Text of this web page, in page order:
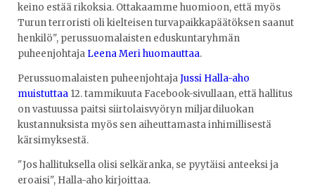
keino estää rikoksia. Ottakaamme huomioon, että myös
Turun terroristi oli kielteisen turvapaikkapäätöksen saanut
henkilö", perussuomalaisten eduskuntaryhmän
puheenjohtaja Leena Meri huomauttaa.
Perussuomalaisten puheenjohtajaJussi Halla-aho
muistuttaa 12. tammikuuta Facebook-sivullaan, että hallitus
on vastuussa paitsi siirtolaisvyöryn miljardiluokan
kustannuksista myös sen aiheuttamasta inhimillisestä
kärsimyksestä.
"Jos hallituksella olisi selkäranka, se pyytäisi anteeksi ja
eroaisi", Halla-aho kirjoittaa.